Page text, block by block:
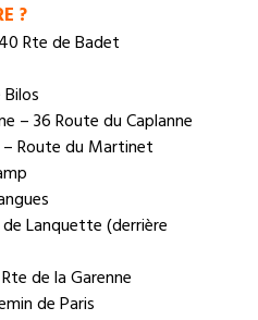
?
Rte de Badet
– 36 Route du Caplanne
Route du Martinet
Lanquette (derrière
de la Garenne
de Paris